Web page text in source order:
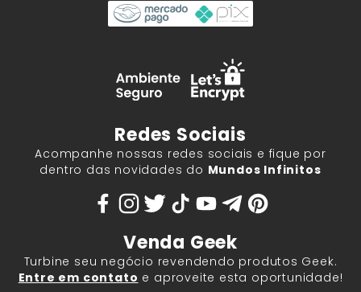
Redes Sociais
Acompanhe nossas redes sociais e fique por
dentro das novidades do Mundos Infinitos
Venda Geek
Turbine seu negócio revendendo produtos Geek.
Entre em contato e aproveite esta oportunidade!